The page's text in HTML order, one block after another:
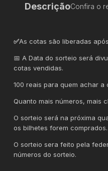
DescriçãoConfira o
✅As cotas são liberadas
📅 A Data do sorteio será
cotas vendidas.
100 reais para quem achar a
Quanto mais números, mais
O sorteio será na próxima
os bilhetes forem
O sorteio sera feito pela
números do sorteio.